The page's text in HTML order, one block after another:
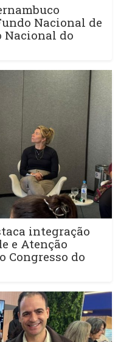
Nacional de
Nacional do
integração
e Atenção
Congresso do